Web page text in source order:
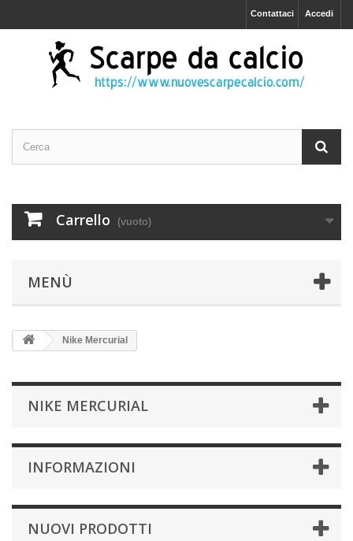
Accedi
Contattaci
Carrello (vuoto)
MENÙ
Nike Mercurial
NIKE MERCURIAL
INFORMAZIONI
NUOVI PRODOTTI